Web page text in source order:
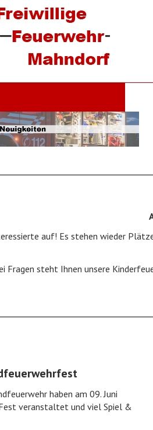
auf! Es stehen wieder
Fragen steht Ihnen unsere
haben am 09. Juni
veranstaltet und viel Spiel &